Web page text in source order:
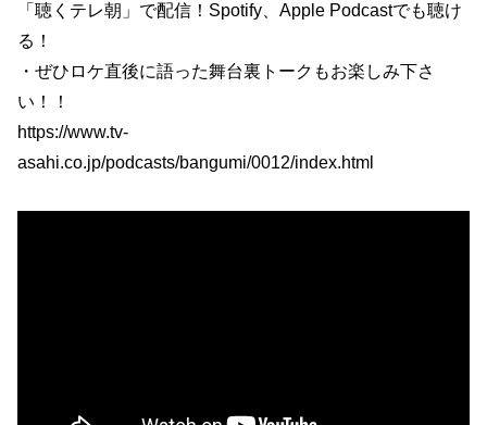
「聴くテレ朝」で配信！Spotify、Apple Podcastでも聴け
る！
・ぜひロケ直後に語った舞台裏トークもお楽しみ下さ
い！！
https://www.tv-
asahi.co.jp/podcasts/bangumi/0012/index.html